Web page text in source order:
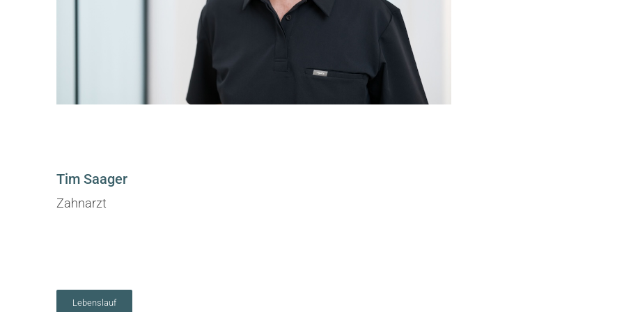
Tim Saager
Zahnarzt
Lebenslauf